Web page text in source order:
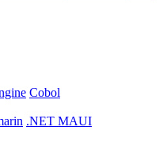
Cobol
.NET MAUI